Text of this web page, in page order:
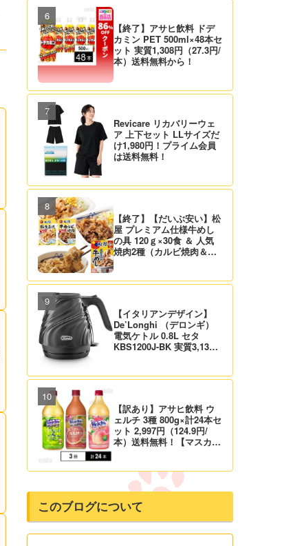
【終了】アサヒ飲料 ドデ
カミン PET 500ml×48本セ
ット 実質1,308円（27.3円/
本）送料無料から！
Revicare リカバリーウェ
ア 上下セット LLサイズだ
け1,980円！プライム会員
は送料無料！
【終了】【だいぶ安い】松
屋 プレミアム仕様牛めし
の具 120ｇ×30食 ＆ 人気
焼肉2種（カルビ焼肉＆生
料！
【イタリアンデザイン】
De’Longhi （デロンギ）
電気ケトル 0.8L セタ
KBS1200J-BK 実質3,132
【訳あり】アサヒ飲料 ウ
ェルチ 3種 800g×計24本セ
ット 2,997円（124.9円/
本）送料無料！【マスカッ
このブログについて